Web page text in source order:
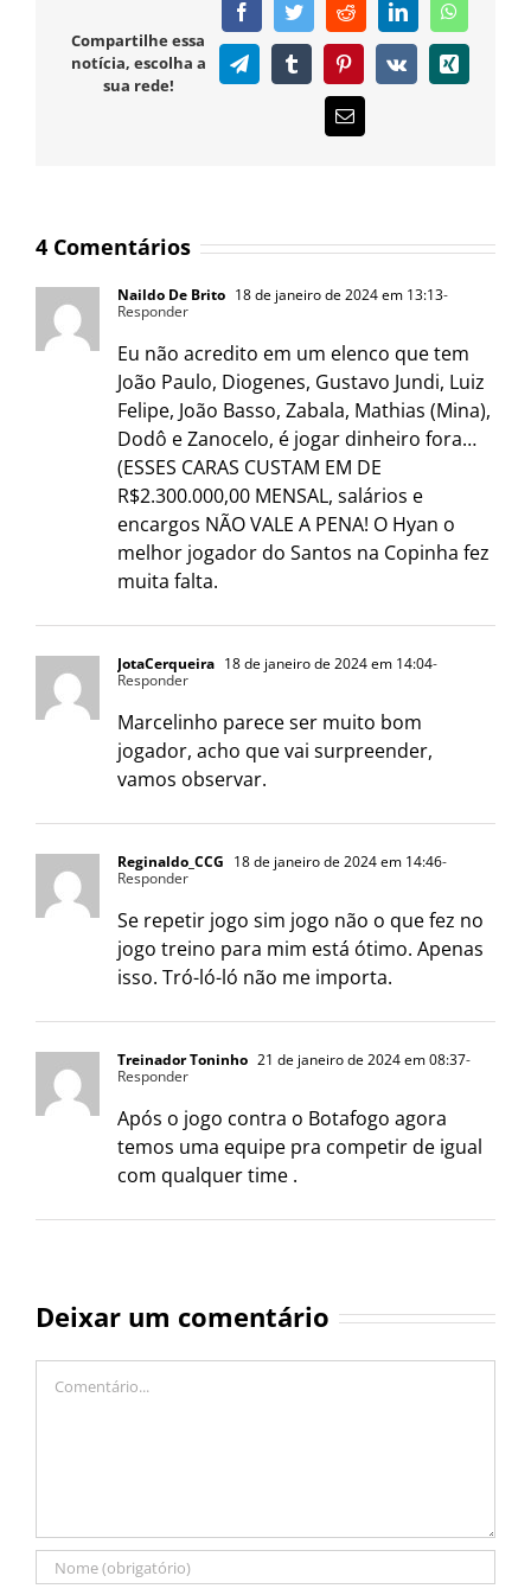
Compartilhe essa
notícia, escolha a
sua rede!
FacebookTwitterRedditLinkedIn
TelegramTumblr PinterestVk Xing
E-
mail
4 Comentários
Naildo De Brito 18 de janeiro de 2024 em 13:13-
Responder
Eu não acredito em um elenco que tem
João Paulo, Diogenes, Gustavo Jundi, Luiz
Felipe, João Basso, Zabala, Mathias (Mina),
Dodô e Zanocelo, é jogar dinheiro fora…
(ESSES CARAS CUSTAM EM DE
R$2.300.000,00 MENSAL, salários e
encargos NÃO VALE A PENA! O Hyan o
melhor jogador do Santos na Copinha fez
muita falta.
JotaCerqueira 18 de janeiro de 2024 em 14:04-
Responder
Marcelinho parece ser muito bom
jogador, acho que vai surpreender,
vamos observar.
Reginaldo_CCG 18 de janeiro de 2024 em 14:46-
Responder
Se repetir jogo sim jogo não o que fez no
jogo treino para mim está ótimo. Apenas
isso. Tró-ló-ló não me importa.
Treinador Toninho 21 de janeiro de 2024 em 08:37-
Responder
Após o jogo contra o Botafogo agora
temos uma equipe pra competir de igual
com qualquer time .
Deixar um comentário